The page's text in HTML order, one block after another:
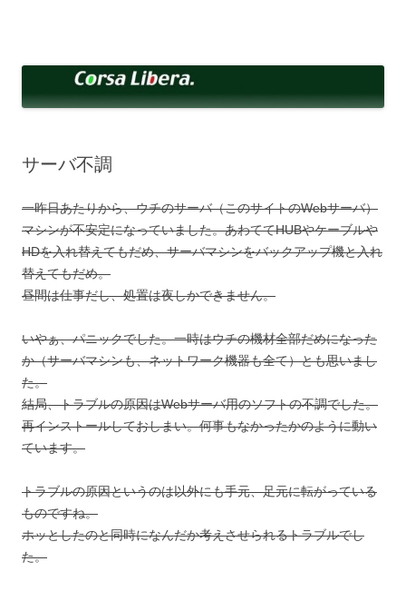
へ
ッ
サーバ不調
一昨日あたりから、ウチのサーバ（このサイトのWebサーバ）
マシンが不安定になっていました。あわててHUBやケーブルや
HDを入れ替えてもだめ、サーバマシンをバックアップ機と入れ
替えてもだめ。
昼間は仕事だし、処置は夜しかできません。
いやぁ、パニックでした。一時はウチの機材全部だめになった
か（サーバマシンも、ネットワーク機器も全て）とも思いまし
た。
結局、トラブルの原因はWebサーバ用のソフトの不調でした。
再インストールしておしまい。何事もなかったかのように動い
ています。
トラブルの原因というのは以外にも手元、足元に転がっている
ものですね。
ホッとしたのと同時になんだか考えさせられるトラブルでし
た。